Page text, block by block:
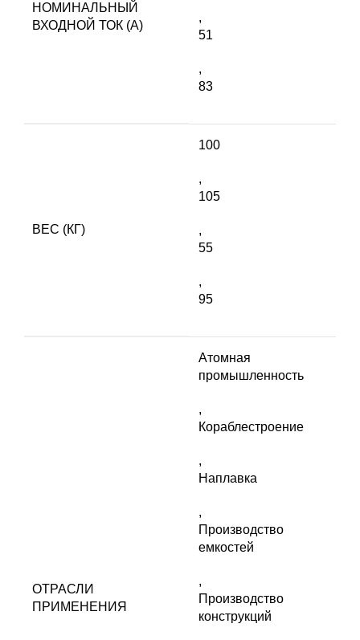
НОМИНАЛЬНЫЙ
ВХОДНОЙ ТОК (A)
,
51
,
83
ВЕС (КГ)
100
,
105
,
55
,
95
ОТРАСЛИ
ПРИМЕНЕНИЯ
Атомная
промышленность
,
Кораблестроение
,
Наплавка
,
Производство
емкостей
,
Производство
конструкций